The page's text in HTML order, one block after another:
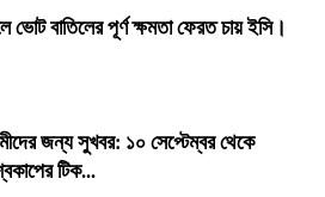
ভোট বাতিলের পূর্ণ ক্ষমতা ফেরত চায় ইসি।
জন্য সুখবর: ১০ সেপ্টেম্বর থেকে
টিক...